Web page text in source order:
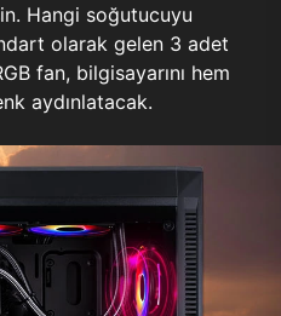
Hangi soğutucuyu
olarak gelen 3 adet
fan, bilgisayarını hem
aydınlatacak.